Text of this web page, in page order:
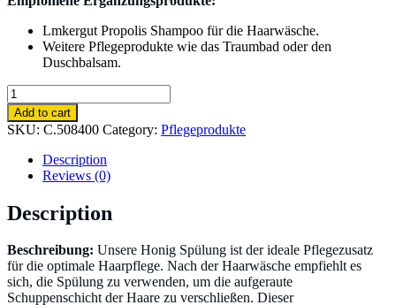
Lmkergut Propolis Shampoo für die Haarwäsche.
Weitere Pflegeprodukte wie das Traumbad oder den
Duschbalsam.
Honig
Spülung
200ml
quantity
Add to cart
SKU: C.508400 Category: Pflegeprodukte
Description
Reviews (0)
Description
Beschreibung: Unsere Honig Spülung ist der ideale Pflegezusatz
für die optimale Haarpflege. Nach der Haarwäsche empfiehlt es
sich, die Spülung zu verwenden, um die aufgeraute
Schuppenschicht der Haare zu verschließen. Dieser